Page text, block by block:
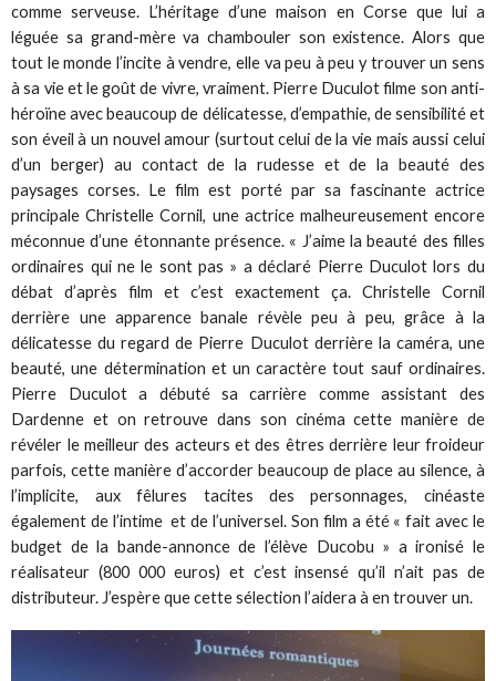
comme serveuse. L’héritage d’une maison en Corse que lui a
léguée sa grand-mère va chambouler son existence. Alors que
tout le monde l’incite à vendre, elle va peu à peu y trouver un sens
à sa vie et le goût de vivre, vraiment. Pierre Duculot filme son anti-
héroïne avec beaucoup de délicatesse, d’empathie, de sensibilité et
son éveil à un nouvel amour (surtout celui de la vie mais aussi celui
d’un berger) au contact de la rudesse et de la beauté des
paysages corses. Le film est porté par sa fascinante actrice
principale Christelle Cornil, une actrice malheureusement encore
méconnue d’une étonnante présence. « J’aime la beauté des filles
ordinaires qui ne le sont pas » a déclaré Pierre Duculot lors du
débat d’après film et c’est exactement ça. Christelle Cornil
derrière une apparence banale révèle peu à peu, grâce à la
délicatesse du regard de Pierre Duculot derrière la caméra, une
beauté, une détermination et un caractère tout sauf ordinaires.
Pierre Duculot a débuté sa carrière comme assistant des
Dardenne et on retrouve dans son cinéma cette manière de
révéler le meilleur des acteurs et des êtres derrière leur froideur
parfois, cette manière d’accorder beaucoup de place au silence, à
l’implicite, aux fêlures tacites des personnages, cinéaste
également de l’intime et de l’universel. Son film a été « fait avec le
budget de la bande-annonce de l’élève Ducobu » a ironisé le
réalisateur (800 000 euros) et c’est insensé qu’il n’ait pas de
distributeur. J’espère que cette sélection l’aidera à en trouver un.